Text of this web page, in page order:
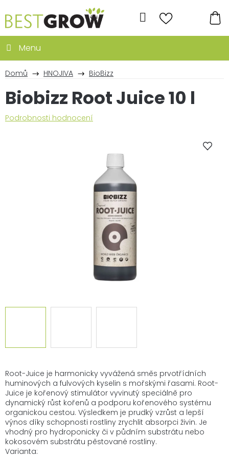
na
obsah
Hledat
Domů HNOJIVA BioBizz
Root-Juice je harmonicky vyvážená směs prvotřídních
huminových a fulvových kyselin s mořskými řasami. Root-
Juice je kořenový stimulátor vyvinutý speciálně pro
dynamický růst kořenů a podporu kořenového systému
organickou cestou. Výsledkem je prudký vzrůst a lepší
výnos díky schopnosti rostliny zrychlit absorpci živin. Je
vhodný pro hydroponicky či v půdním substrátu nebo
kokosovém substrátu pěstované rostliny.
Varianta:
Biobizz Root Juice 10 l
Průměrné
Podrobnosti hodnocení